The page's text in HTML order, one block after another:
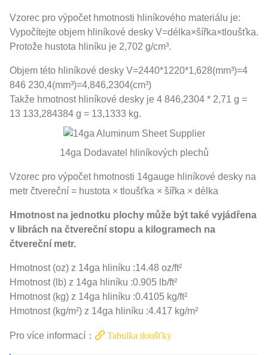
Vzorec pro výpočet hmotnosti hliníkového materiálu je:
Vypočítejte objem hliníkové desky V=délka×šířka×tloušťka.
Protože hustota hliníku je 2,702 g/cm³.
Objem této hliníkové desky V=2440*1220*1,628(mm³)=4
846 230,4(mm³)=4,846,2304(cm³)
Takže hmotnost hliníkové desky je 4 846,2304 * 2,71 g =
13 133,284384 g = 13,1333 kg.
14ga Dodavatel hliníkových plechů
Vzorec pro výpočet hmotnosti 14gauge hliníkové desky na
metr čtvereční = hustota × tloušťka × šířka × délka
Hmotnost na jednotku plochy může být také vyjádřena
v librách na čtvereční stopu a kilogramech na
čtvereční metr.
Hmotnost (oz) z 14ga hliníku :14.48 oz/ft²
Hmotnost (lb) z 14ga hliníku :0.905 lb/ft²
Hmotnost (kg) z 14ga hliníku :0.4105 kg/ft²
Hmotnost (kg/m²) z 14ga hliníku :4.417 kg/m²
Pro více informací： Tabulka tloušťky